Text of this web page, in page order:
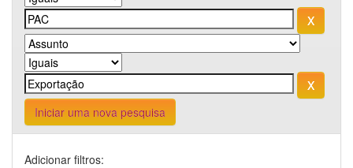
Iniciar uma nova pesquisa
Adicionar filtros: